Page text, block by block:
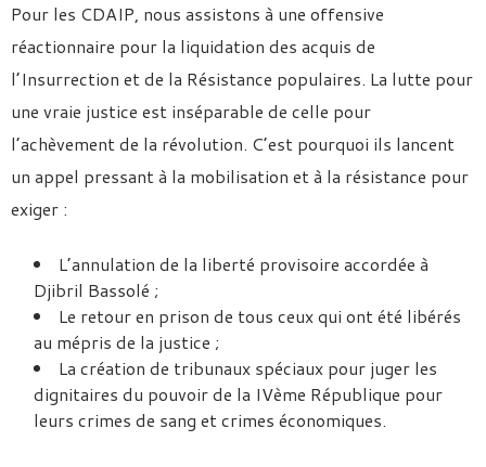
Pour les CDAIP, nous assistons à une offensive
réactionnaire pour la liquidation des acquis de
l’Insurrection et de la Résistance populaires. La lutte pour
une vraie justice est inséparable de celle pour
l’achèvement de la révolution. C’est pourquoi ils lancent
un appel pressant à la mobilisation et à la résistance pour
exiger :
L’annulation de la liberté provisoire accordée à
Djibril Bassolé ;
Le retour en prison de tous ceux qui ont été libérés
au mépris de la justice ;
La création de tribunaux spéciaux pour juger les
dignitaires du pouvoir de la IVème République pour
leurs crimes de sang et crimes économiques.